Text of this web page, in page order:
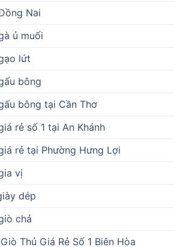
Nai
ủ muối
lứt
bông
bông tại Cần Thơ
rẻ số 1 tại An Khánh
rẻ tại Phường Hưng Lợi
vị
dép
chả
Thủ Giá Rẻ Số 1 Biên Hòa